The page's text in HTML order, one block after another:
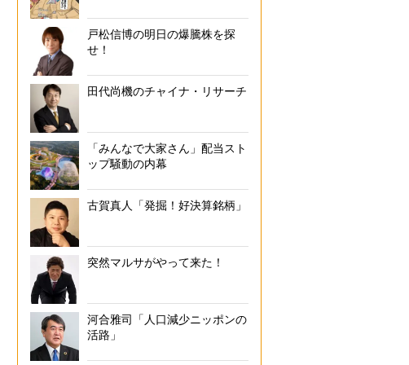
戸松信博の明日の爆騰株を探
せ！
田代尚機のチャイナ・リサーチ
「みんなで大家さん」配当スト
ップ騒動の内幕
古賀真人「発掘！好決算銘柄」
突然マルサがやって来た！
河合雅司「人口減少ニッポンの
活路」